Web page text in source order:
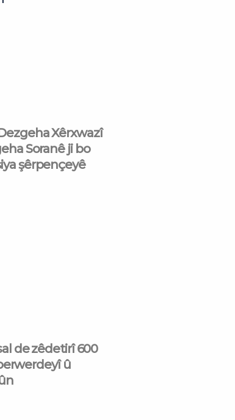
Xêrxwazî
Soranê ji bo
şêrpençeyê
de zêdetirî 600
û